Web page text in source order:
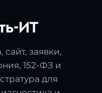
сайт, заявки,
152-ФЗ и
для